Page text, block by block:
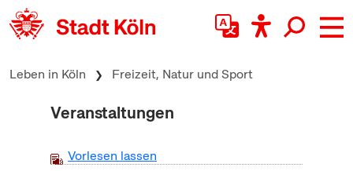
zum Inhalt springen
Leben in Köln Freizeit, Natur und Sport
Veranstaltungen
Vorlesen lassen